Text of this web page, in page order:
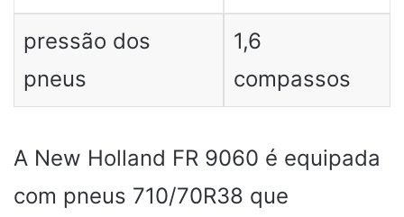
pressão dos
pneus
1,6
compassos
A New Holland FR 9060 é equipada
com pneus 710/70R38 que